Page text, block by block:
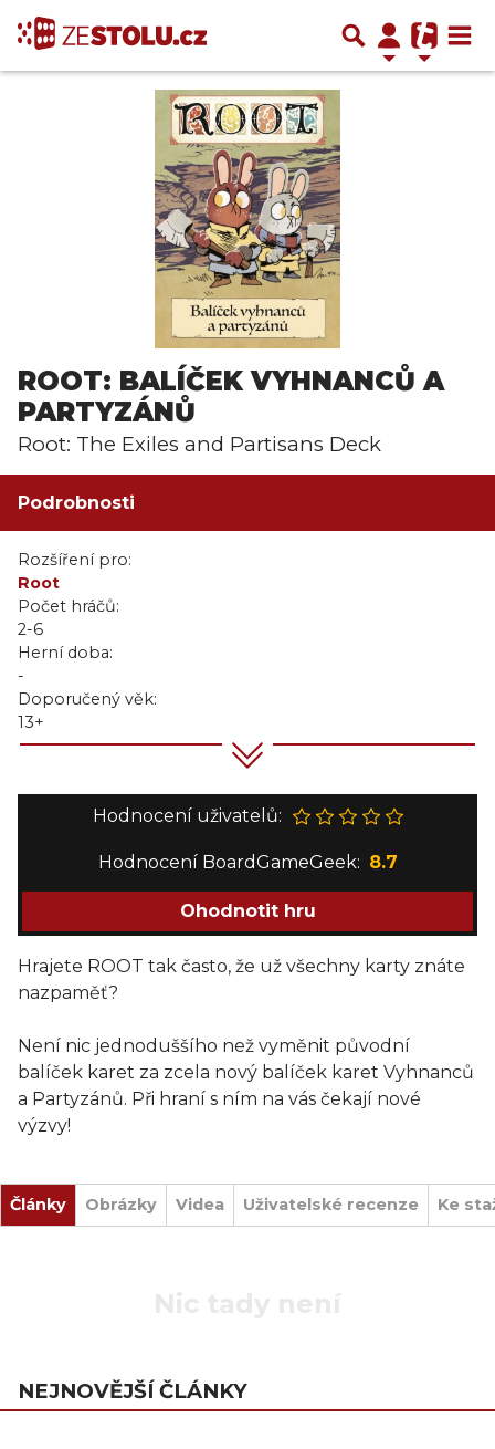
ROOT: BALÍČEK VYHNANCŮ A
PARTYZÁNŮ
Root: The Exiles and Partisans Deck
Podrobnosti
Rozšíření pro:
Root
Počet hráčů:
2-6
Herní doba:
-
Doporučený věk:
13+
Hodnocení uživatelů:
Hodnocení BoardGameGeek: 8.7
Ohodnotit hru
Hrajete ROOT tak často, že už všechny karty znáte
nazpaměť?
Není nic jednoduššího než vyměnit původní
balíček karet za zcela nový balíček karet Vyhnanců
a Partyzánů. Při hraní s ním na vás čekají nové
výzvy!
Články Obrázky Videa Uživatelské recenze Ke
NEJNOVĚJŠÍ ČLÁNKY